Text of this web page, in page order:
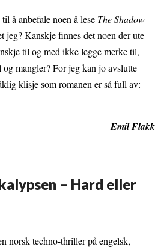
å anbefale noen å lese The Shadow
jeg? Kanskje finnes det noen der ute
til og med ikke legge merke til,
og mangler? For jeg kan jo avslutte
klisje som romanen er så full av:
Emil Flakk
– Hard eller
norsk techno-thriller på engelsk,